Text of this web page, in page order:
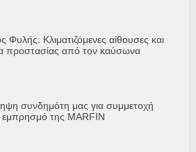
Φυλής: Κλιματιζόμενες αίθουσες και
προστασίας από τον καύσωνα
συνδημότη μας για συμμετοχή
εμπρησμό της MARFIN